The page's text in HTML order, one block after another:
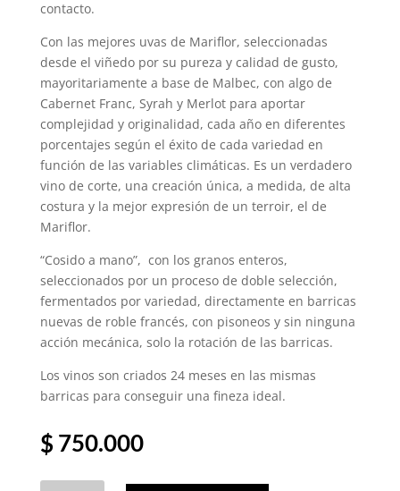
contacto.
Con las mejores uvas de Mariflor, seleccionadas
desde el viñedo por su pureza y calidad de gusto,
mayoritariamente a base de Malbec, con algo de
Cabernet Franc, Syrah y Merlot para aportar
complejidad y originalidad, cada año en diferentes
porcentajes según el éxito de cada variedad en
función de las variables climáticas. Es un verdadero
vino de corte, una creación única, a medida, de alta
costura y la mejor expresión de un terroir, el de
Mariflor.
“Cosido a mano”, con los granos enteros,
seleccionados por un proceso de doble selección,
fermentados por variedad, directamente en barricas
nuevas de roble francés, con pisoneos y sin ninguna
acción mecánica, solo la rotación de las barricas.
Los vinos son criados 24 meses en las mismas
barricas para conseguir una fineza ideal.
$ 750.000